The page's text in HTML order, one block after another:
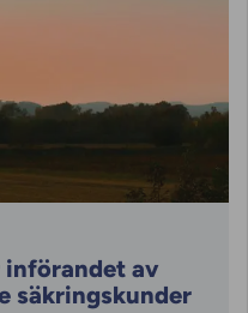
införandet av
säkringskunder